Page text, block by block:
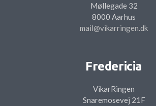
Møllegade 32
8000 Aarhus
mail@vikarringen.dk
Fredericia
VikarRingen
Snaremosevej 21F